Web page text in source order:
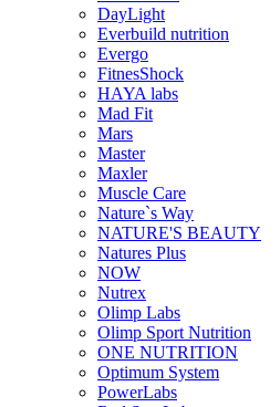
DayLight
Everbuild nutrition
Evergo
FitnesShock
HAYA labs
Mad Fit
Mars
Master
Maxler
Muscle Care
Nature`s Way
NATURE'S BEAUTY
Natures Plus
NOW
Nutrex
Olimp Labs
Olimp Sport Nutrition
ONE NUTRITION
Optimum System
PowerLabs